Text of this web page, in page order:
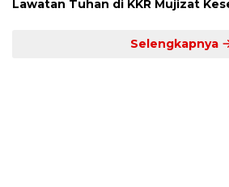
Lawatan Tuhan di KKR Mujizat Kesembuhan Malam Ke
Selengkapnya